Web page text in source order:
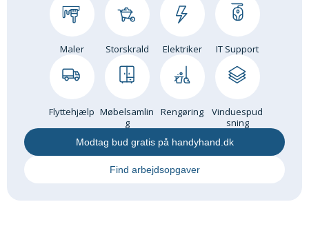
Maler Storskrald Elektriker IT Support
Flyttehjælp Møbelsamlin
g
Rengøring
Vinduespud
sning
Modtag bud gratis på handyhand.dk
Find arbejdsopgaver